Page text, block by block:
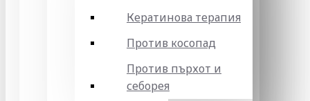
Кератинова терапия
Против косопад
Против пърхот и
себорея